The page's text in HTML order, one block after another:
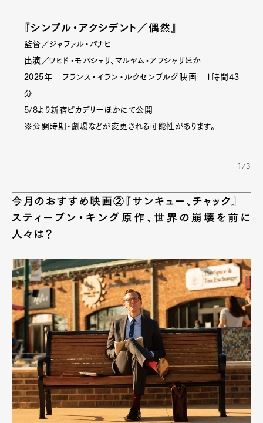
『シンプル・アクシデント／偶然』
監督／ジャファル・パナヒ
出演／ワヒド・モバシェリ、マルヤム・アフシャリほか
2025年 フランス・イラン・ルクセンブルグ映画 1時間43
分
5/8より新宿ピカデリーほかにて公開
※公開時期・劇場などが変更される可能性があります。
1/3
今月のおすすめ映画②『サンキュー、チャック』
スティーブン・キング原作、世界の崩壊を前に
人々は？